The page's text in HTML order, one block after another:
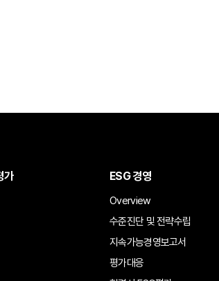
가 ESG 경영
Overview
수준진단 및 전략수립
지속가능경영보고서
평가대응